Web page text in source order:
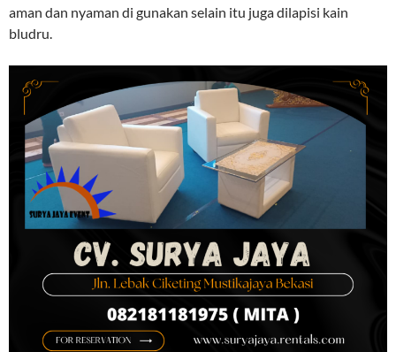
aman dan nyaman di gunakan selain itu juga dilapisi kain
bludru.